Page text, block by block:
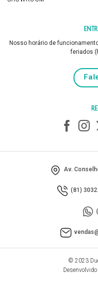
Nosso horário de
feriados
Av.
(81)
© 2023